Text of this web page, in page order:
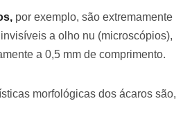
por exemplo, são extremamente
a olho nu (microscópios),
a 0,5 mm de comprimento.
morfológicas dos ácaros são,